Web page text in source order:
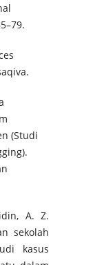
(Studi
A. Z.
sekolah
kasus